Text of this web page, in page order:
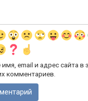
email и адрес сайта в
комментариев.